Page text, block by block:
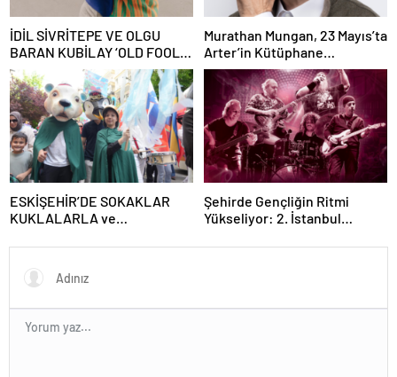
İDİL SİVRİTEPE VE OLGU
BARAN KUBİLAY ‘OLD FOOLS’
İLE TÜRSAK VAKFI İÇİN
SAHNEDE!
Murathan Mungan, 23 Mayıs’ta
Arter’in Kütüphane
Söyleşileri’ne Konuk Oluyor!
ESKİŞEHİR’DE SOKAKLAR
KUKLALARLA ve
RENKLENİYOR!
Şehirde Gençliğin Ritmi
Yükseliyor: 2. İstanbul
Mayıs’ta Kentin Dört Bir